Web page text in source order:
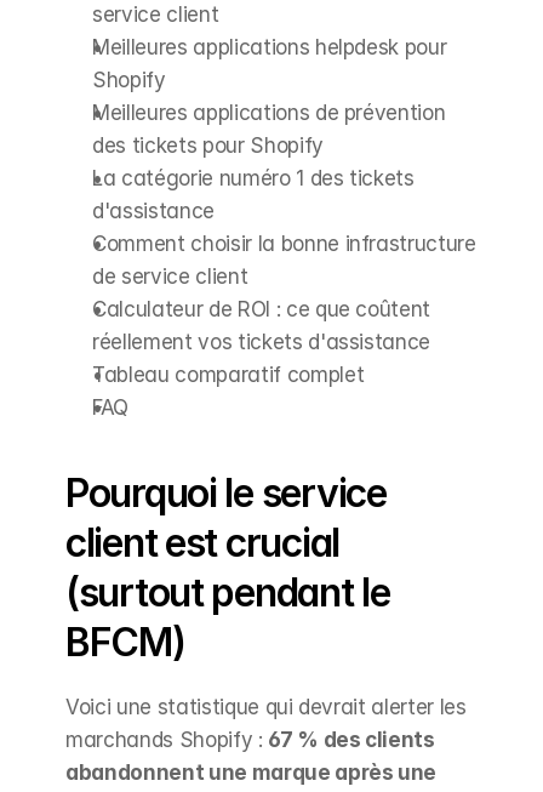
service client
Meilleures applications helpdesk pour
Shopify
Meilleures applications de prévention
des tickets pour Shopify
La catégorie numéro 1 des tickets
d'assistance
Comment choisir la bonne infrastructure
de service client
Calculateur de ROI : ce que coûtent
réellement vos tickets d'assistance
Tableau comparatif complet
FAQ
Pourquoi le service
client est crucial
(surtout pendant le
BFCM)
Voici une statistique qui devrait alerter les
marchands Shopify : 67 % des clients
abandonnent une marque après une